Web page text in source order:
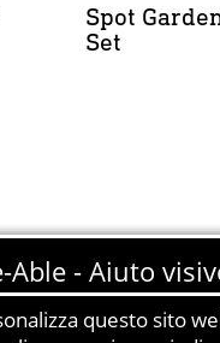
Spot
Set